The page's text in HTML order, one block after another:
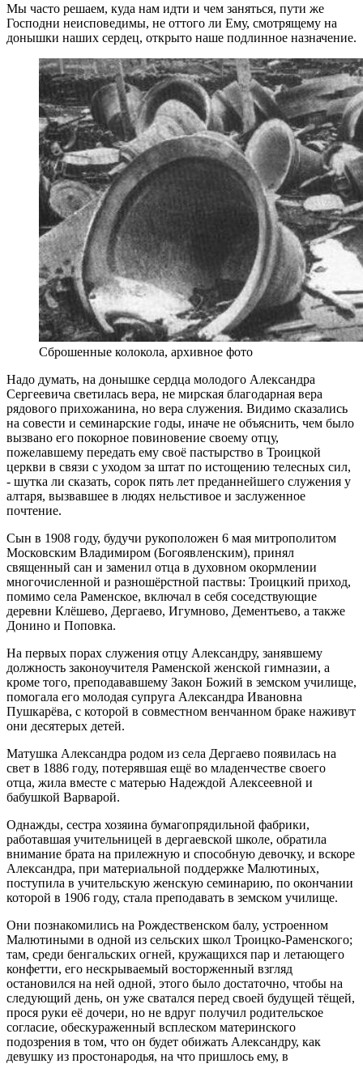
Мы часто решаем, куда нам идти и чем заняться, пути же
Господни неисповедимы, не оттого ли Ему, смотрящему на
донышки наших сердец, открыто наше подлинное назначение.
Сброшенные колокола, архивное фото
Надо думать, на донышке сердца молодого Александра
Сергеевича светилась вера, не мирская благодарная вера
рядового прихожанина, но вера служения. Видимо сказались
на совести и семинарские годы, иначе не объяснить, чем было
вызвано его покорное повиновение своему отцу,
пожелавшему передать ему своё пастырство в Троицкой
церкви в связи с уходом за штат по истощению телесных сил,
- шутка ли сказать, сорок пять лет преданнейшего служения у
алтаря, вызвавшее в людях нельстивое и заслуженное
почтение.
Сын в 1908 году, будучи рукоположен 6 мая митрополитом
Московским Владимиром (Богоявленским), принял
священный сан и заменил отца в духовном окормлении
многочисленной и разношёрстной паствы: Троицкий приход,
помимо села Раменское, включал в себя соседствующие
деревни Клёшево, Дергаево, Игумново, Дементьево, а также
Донино и Поповка.
На первых порах служения отцу Александру, занявшему
должность законоучителя Раменской женской гимназии, а
кроме того, преподававшему Закон Божий в земском училище,
помогала его молодая супруга Александра Ивановна
Пушкарёва, с которой в совместном венчанном браке наживут
они десятерых детей.
Матушка Александра родом из села Дергаево появилась на
свет в 1886 году, потерявшая ещё во младенчестве своего
отца, жила вместе с матерью Надеждой Алексеевной и
бабушкой Варварой.
Однажды, сестра хозяина бумагопрядильной фабрики,
работавшая учительницей в дергаевской школе, обратила
внимание брата на прилежную и способную девочку, и вскоре
Александра, при материальной поддержке Малютиных,
поступила в учительскую женскую семинарию, по окончании
которой в 1906 году, стала преподавать в земском училище.
Они познакомились на Рождественском балу, устроенном
Малютиными в одной из сельских школ Троицко-Раменского;
там, среди бенгальских огней, кружащихся пар и летающего
конфетти, его нескрываемый восторженный взгляд
остановился на ней одной, этого было достаточно, чтобы на
следующий день, он уже сватался перед своей будущей тёщей,
прося руки её дочери, но не вдруг получил родительское
согласие, обескураженный всплеском материнского
подозрения в том, что он будет обижать Александру, как
девушку из простонародья, на что пришлось ему, в